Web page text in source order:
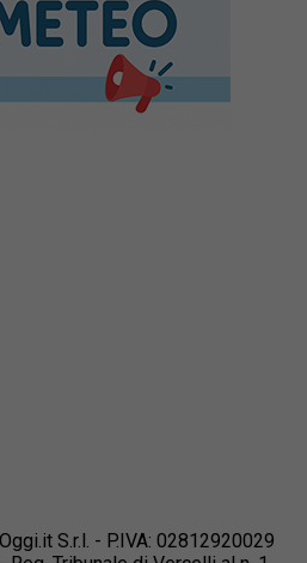
S.r.l. - P.IVA: 02812920029